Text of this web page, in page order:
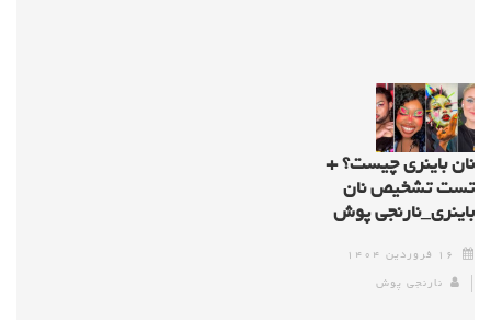
نان باینری چیست؟ +
تست تشخیص نان
باینری_نارنجی پوش
۱۶ فروردین ۱۴۰۴
نارنجی پوش